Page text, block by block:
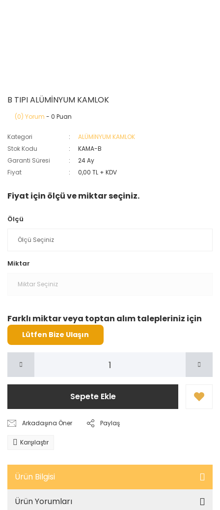
B TIPI ALÜMİNYUM KAMLOK
(0) Yorum - 0 Puan
Kategori
ALÜMİNYUM KAMLOK
Stok Kodu
KAMA-B
Garanti Süresi
24 Ay
Fiyat
0,00 TL + KDV
Fiyat için ölçü ve miktar seçiniz.
Ölçü
Miktar
Farklı miktar veya toptan alım talepleriniz için
Lütfen Bize Ulaşın
Sepete Ekle
Arkadaşına Öner Paylaş
Karşılaştır
Ürün Bilgisi
Ürün Yorumları